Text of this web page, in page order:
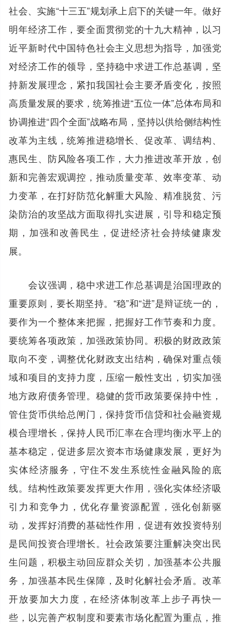
社会、实施“十三五”规划承上启下的关键一年。做好
明年经济工作，要全面贯彻党的十九大精神，以习
近平新时代中国特色社会主义思想为指导，加强党
对经济工作的领导，坚持稳中求进工作总基调，坚
持新发展理念，紧扣我国社会主要矛盾变化，按照
高质量发展的要求，统筹推进“五位一体”总体布局和
协调推进“四个全面”战略布局，坚持以供给侧结构性
改革为主线，统筹推进稳增长、促改革、调结构、
惠民生、防风险各项工作，大力推进改革开放，创
新和完善宏观调控，推动质量变革、效率变革、动
力变革，在打好防范化解重大风险、精准脱贫、污
染防治的攻坚战方面取得扎实进展，引导和稳定预
期，加强和改善民生，促进经济社会持续健康发
展。
会议强调，稳中求进工作总基调是治国理政的
重要原则，要长期坚持。“稳”和“进”是辩证统一的，
要作为一个整体来把握，把握好工作节奏和力度。
要统筹各项政策，加强政策协同。积极的财政政策
取向不变，调整优化财政支出结构，确保对重点领
域和项目的支持力度，压缩一般性支出，切实加强
地方政府债务管理。稳健的货币政策要保持中性，
管住货币供给总闸门，保持货币信贷和社会融资规
模合理增长，保持人民币汇率在合理均衡水平上的
基本稳定，促进多层次资本市场健康发展，更好为
实体经济服务，守住不发生系统性金融风险的底
线。结构性政策要发挥更大作用，强化实体经济吸
引力和竞争力，优化存量资源配置，强化创新驱
动，发挥好消费的基础性作用，促进有效投资特别
是民间投资合理增长。社会政策要注重解决突出民
生问题，积极主动回应群众关切，加强基本公共服
务，加强基本民生保障，及时化解社会矛盾。改革
开放要加大力度，在经济体制改革上步子再快一
些，以完善产权制度和要素市场化配置为重点，推